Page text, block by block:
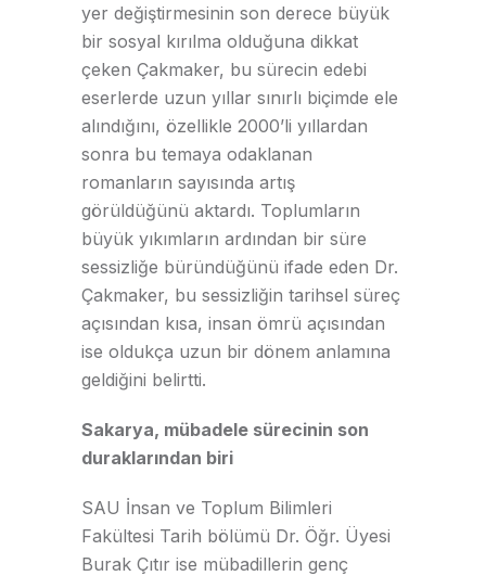
yer değiştirmesinin son derece büyük
bir sosyal kırılma olduğuna dikkat
çeken Çakmaker, bu sürecin edebi
eserlerde uzun yıllar sınırlı biçimde ele
alındığını, özellikle 2000’li yıllardan
sonra bu temaya odaklanan
romanların sayısında artış
görüldüğünü aktardı. Toplumların
büyük yıkımların ardından bir süre
sessizliğe büründüğünü ifade eden Dr.
Çakmaker, bu sessizliğin tarihsel süreç
açısından kısa, insan ömrü açısından
ise oldukça uzun bir dönem anlamına
geldiğini belirtti.
Sakarya, mübadele sürecinin son
duraklarından biri
SAU İnsan ve Toplum Bilimleri
Fakültesi Tarih bölümü Dr. Öğr. Üyesi
Burak Çıtır ise mübadillerin genç